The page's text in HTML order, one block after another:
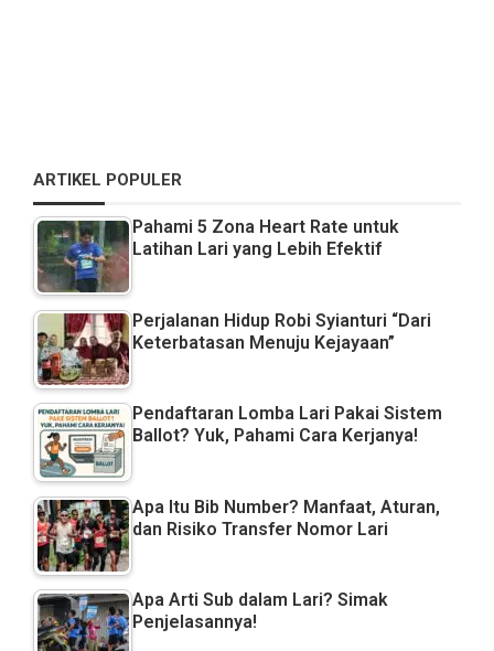
ARTIKEL POPULER
Pahami 5 Zona Heart Rate untuk
Latihan Lari yang Lebih Efektif
Perjalanan Hidup Robi Syianturi “Dari
Keterbatasan Menuju Kejayaan”
Pendaftaran Lomba Lari Pakai Sistem
Ballot? Yuk, Pahami Cara Kerjanya!
Apa Itu Bib Number? Manfaat, Aturan,
dan Risiko Transfer Nomor Lari
Apa Arti Sub dalam Lari? Simak
Penjelasannya!